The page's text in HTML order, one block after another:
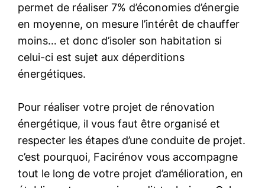
permet de réaliser 7% d’économies d’énergie
en moyenne, on mesure l’intérêt de chauffer
moins… et donc d’isoler son habitation si
celui-ci est sujet aux déperditions
énergétiques.
Pour réaliser votre projet de rénovation
énergétique, il vous faut être organisé et
respecter les étapes d’une conduite de projet.
c’est pourquoi, Facirénov vous accompagne
tout le long de votre projet d’amélioration, en